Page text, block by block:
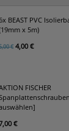
BEAST PVC
x 5m)
€ 4,00 €
FISCHER
€